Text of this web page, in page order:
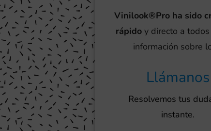
Vinilook®Pro ha sido
rápido y directo a
información sobre
Llámanos
Resolvemos tus
instante.